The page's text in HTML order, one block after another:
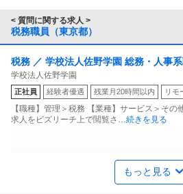
「勉強の得意な有名大学の生徒」
えてみてください
ここまで読んでみて「長い」と感
士はちょっと難しいかも知れません
すのは難しいでしょうか？
今から公務員試験対策をして国税
< 質問に関する求人 >
税務職員（東京都）
税務 ／ 学校法人佐野学園 総務・人事
補／学校法人経験者優遇）
学校法人佐野学園
正社員 経験者優遇 残業月20時間以内 リモ
【職種】管理＞税務 【業種】サービス＞そ
求人をビズリーチ上で閲覧さ …続きを見る
組織・人事コンサルタント ／ 国際間異
プライアンス・人事領域における国際
デロイト トーマツ税理士法人
もっと見る